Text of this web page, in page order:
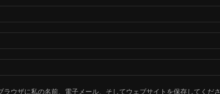
ウザに私の名前、電子メール、そしてウェブサイトを保存してくださ